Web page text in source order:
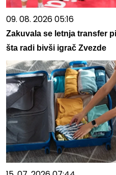
09. 08. 2026 05:16
Zakuvala se letnja transfer
šta radi bivši igrač Zvezde